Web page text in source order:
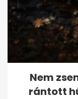
Nem
rántott